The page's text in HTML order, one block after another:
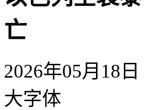
亡
2026年05月18
大字体